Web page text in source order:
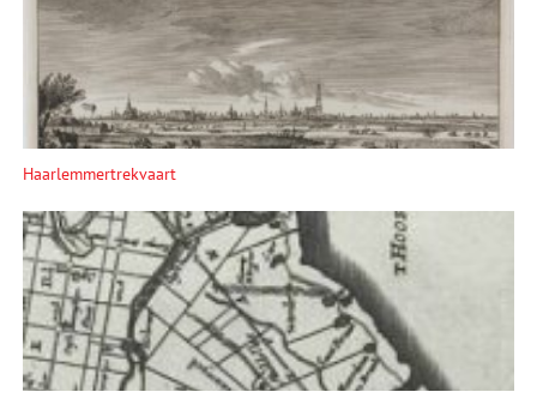
Haarlemmertrekvaart